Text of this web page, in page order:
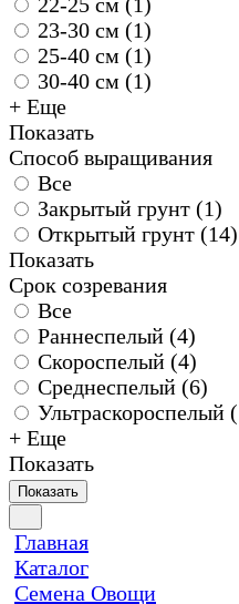
23-30 см (1)
25-40 см (1)
30-40 см (1)
+ Еще
Показать
Способ выращивания
Все
Закрытый грунт (1)
Открытый грунт (14)
Показать
Срок созревания
Все
Раннеспелый (4)
Скороспелый (4)
Среднеспелый (6)
Ультраскороспелый (
+ Еще
Показать
Показать
Главная
Каталог
Семена Овощи